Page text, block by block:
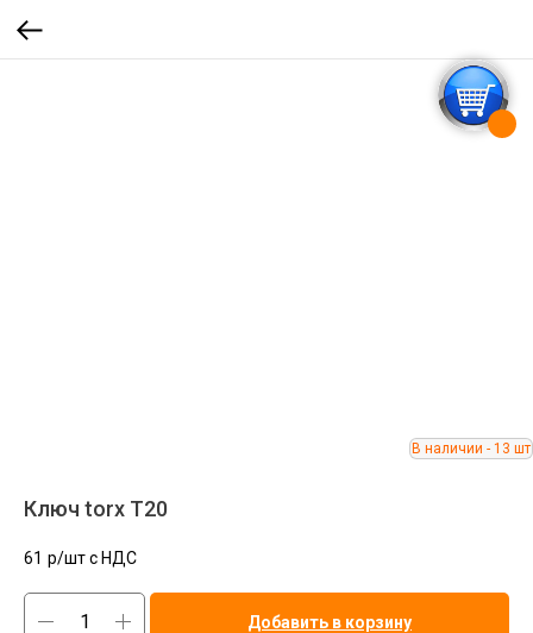
Ключ torx T20
61 р/шт c НДС
Добавить в корзину